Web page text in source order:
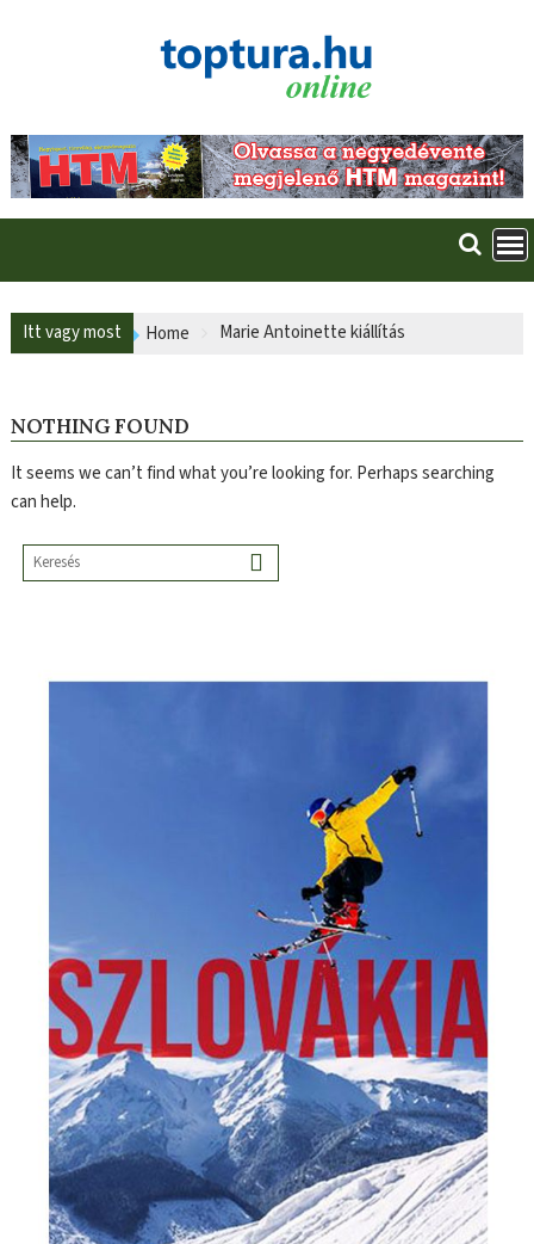
Itt vagy most Home Marie Antoinette kiállítás
NOTHING FOUND
It seems we can’t find what you’re looking for. Perhaps searching
can help.